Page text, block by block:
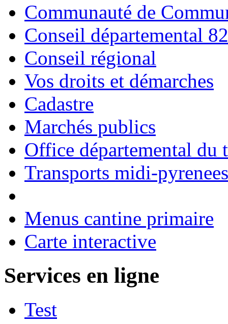
Communauté de
Conseil départemental 82
Conseil régional
Vos droits et démarches
Cadastre
Marchés publics
Office départemental du
Transports midi-pyrenees
Menus cantine primaire
Carte interactive
Services en ligne
Test